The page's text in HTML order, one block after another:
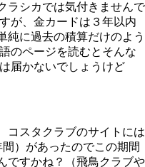
ラシカでは気付きませんで
が、金カードは３年以内
純に過去の積算だけのよう
のページを読むとそんな
届かないでしょうけど
コスタクラブのサイトには
）があったのでこの期間
ですかね？（飛鳥クラブや